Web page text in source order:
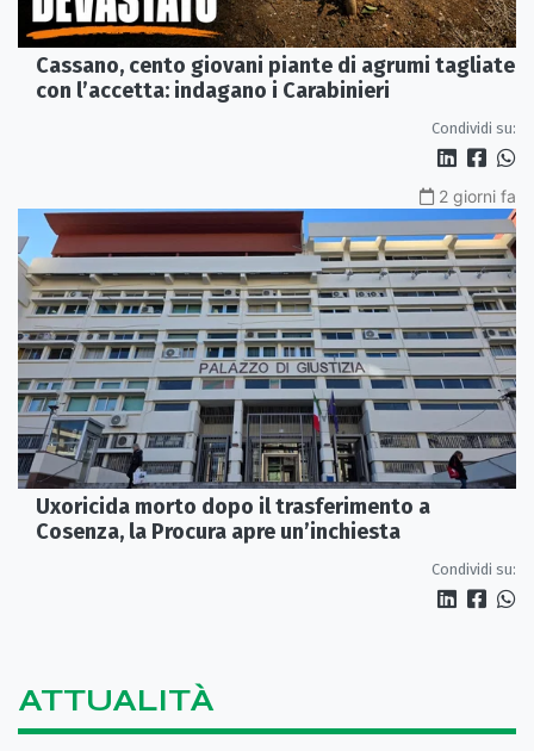
Cassano, cento giovani piante di agrumi tagliate
con l’accetta: indagano i Carabinieri
Condividi su:
2 giorni fa
Uxoricida morto dopo il trasferimento a
Cosenza, la Procura apre un’inchiesta
Condividi su:
ATTUALITÀ